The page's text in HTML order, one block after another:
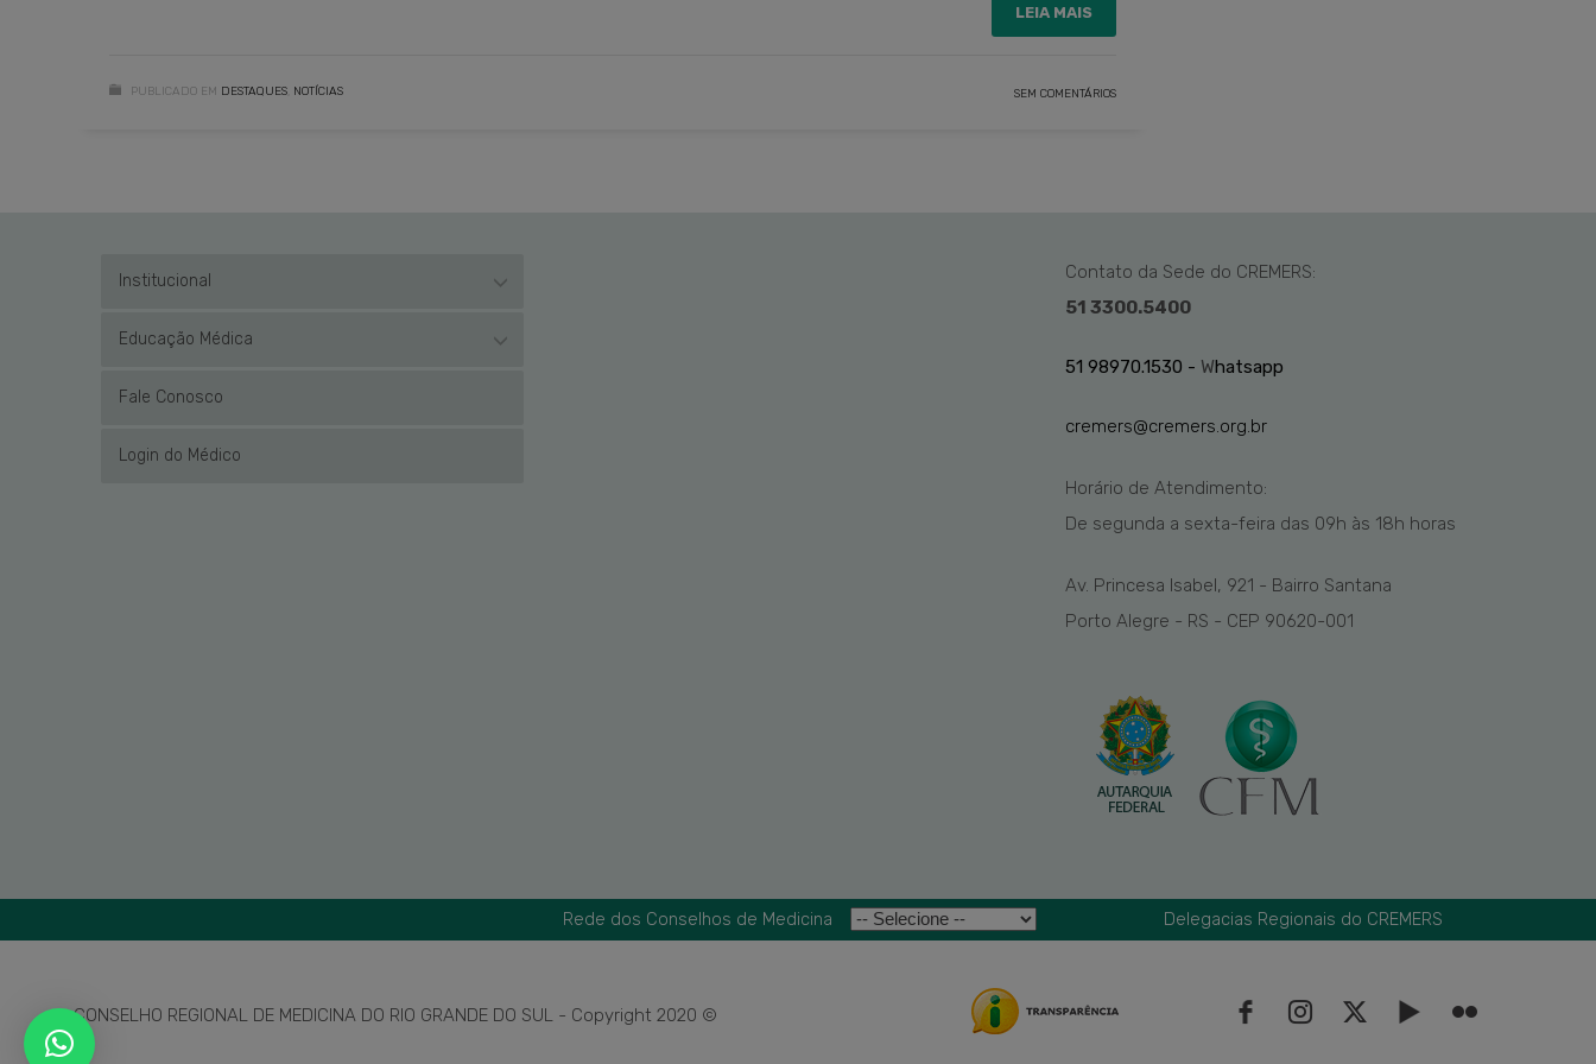
LEIA MAIS
PUBLICADO EM DESTAQUES NOTÍCIAS SEM COMENTÁRIOS
Institucional
Educação Médica
Fale Conosco
Login do Médico
Contato da Sede do CREMERS:
51 3300.5400
51 98970.1530 - Whatsapp
cremers@cremers.org.br
Horário de Atendimento:
De segunda a sexta-feira das 09h às 18h horas
Av. Princesa Isabel, 921 - Bairro Santana
Porto Alegre - RS - CEP 90620-001
Rede dos Conselhos de Medicina Delegacias Regionais do CREMERS
CONSELHO REGIONAL DE MEDICINA DO RIO GRANDE DO SUL - Copyright 2020 ©